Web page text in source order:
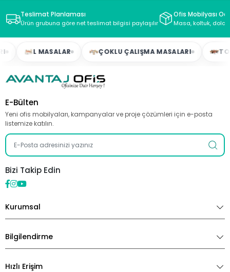
Teslimat Planlaması
Ürün grubuna göre net teslimat bilgisi paylaşılır
Ofis Mobilyası
Masa, koltuk,
L MASALAR ÇOKLU ÇALIŞMA MASALARI
E-Bülten
Yeni ofis mobilyaları, kampanyalar ve proje çözümleri için e-posta
listemize katılın.
Bizi Takip Edin
Kurumsal
Bilgilendirme
Hızlı Erişim